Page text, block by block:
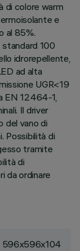
di colore warm
e
al 85%.
100
idrorepellente,
ad alta
UGR<19
EN 12464-1,
Il driver
del vano di
Possibilità di
tramite
di
da ordinare
596x596x104